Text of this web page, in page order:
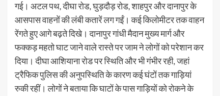
गई। अटल पथ, दीघा रोड, घुड़दौड़ रोड, शाहपुर और दानापुर के
आसपास वाहनों की लंबी कतारें लग गईं। कई किलोमीटर तक वाहन
रेंगते हुए आगे बढ़ते दिखे। दानापुर गांधी मैदान मुख्य मार्ग और
फक्कड़ महतो घाट जाने वाले रास्ते पर जाम ने लोगों को परेशान कर
दिया। दीघा आशियाना रोड पर स्थिति और भी गंभीर रही, जहां
ट्रैफिक पुलिस की अनुपस्थिति के कारण कई घंटों तक गाड़ियां
रुकी रहीं। लोगों ने बताया कि घाटों के पास गाड़ियों को रोकने के